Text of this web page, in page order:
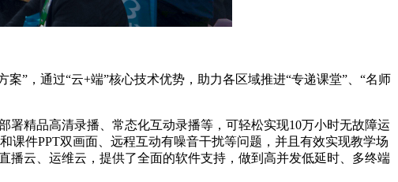
”，通过“云+端”核心技术优势，助力各区域推进“专递课堂”、“名师
精品高清录播、常态化互动录播等，可轻松实现10万小时无故障运
件PPT双画面、远程互动有噪音干扰等问题，并且有效实现教学场
云、运维云，提供了全面的软件支持，做到高并发低延时、多终端